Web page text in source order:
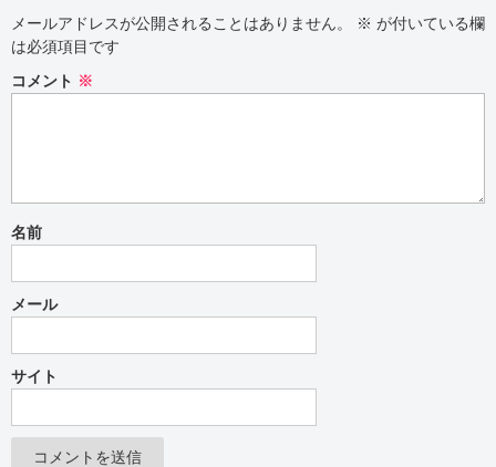
メールアドレスが公開されることはありません。
※ が付いている欄
は必須項目です
コメント ※
名前
メール
サイト